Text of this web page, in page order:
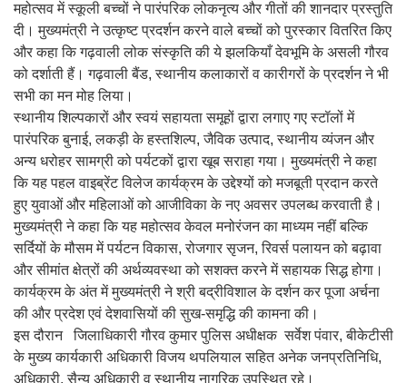
महोत्सव में स्कूली बच्चों ने पारंपरिक लोकनृत्य और गीतों की शानदार प्रस्तुति
दी। मुख्यमंत्री ने उत्कृष्ट प्रदर्शन करने वाले बच्चों को पुरस्कार वितरित किए
और कहा कि गढ़वाली लोक संस्कृति की ये झलकियाँ देवभूमि के असली गौरव
को दर्शाती हैं। गढ़वाली बैंड, स्थानीय कलाकारों व कारीगरों के प्रदर्शन ने भी
सभी का मन मोह लिया।
स्थानीय शिल्पकारों और स्वयं सहायता समूहों द्वारा लगाए गए स्टॉलों में
पारंपरिक बुनाई, लकड़ी के हस्तशिल्प, जैविक उत्पाद, स्थानीय व्यंजन और
अन्य धरोहर सामग्री को पर्यटकों द्वारा खूब सराहा गया। मुख्यमंत्री ने कहा
कि यह पहल वाइब्रेंट विलेज कार्यक्रम के उद्देश्यों को मजबूती प्रदान करते
हुए युवाओं और महिलाओं को आजीविका के नए अवसर उपलब्ध करवाती है।
मुख्यमंत्री ने कहा कि यह महोत्सव केवल मनोरंजन का माध्यम नहीं बल्कि
सर्दियों के मौसम में पर्यटन विकास, रोजगार सृजन, रिवर्स पलायन को बढ़ावा
और सीमांत क्षेत्रों की अर्थव्यवस्था को सशक्त करने में सहायक सिद्ध होगा।
कार्यक्रम के अंत में मुख्यमंत्री ने श्री बद्रीविशाल के दर्शन कर पूजा अर्चना
की और प्रदेश एवं देशवासियों की सुख-समृद्धि की कामना की।
इस दौरान जिलाधिकारी गौरव कुमार पुलिस अधीक्षक सर्वेश पंवार, बीकेटीसी
के मुख्य कार्यकारी अधिकारी विजय थपलियाल सहित अनेक जनप्रतिनिधि,
अधिकारी, सैन्य अधिकारी व स्थानीय नागरिक उपस्थित रहे।